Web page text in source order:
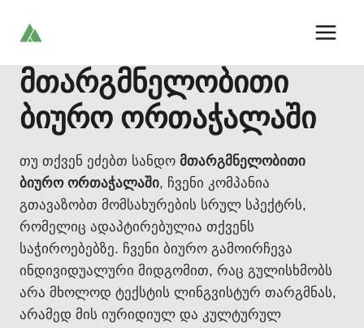
მთარგმნელობითი
ბიურო ორთაჭალაში
თუ თქვენ ეძებთ სანდო მთარგმნელობითი
ბიურო ორთაჭალაში, ჩვენი კომპანია
გთავაზობთ მომსახურების სრულ სპექტრს,
რომელიც ადაპტირებულია თქვენს
საჭიროებებზე. ჩვენი ბიურო გამოირჩევა
ინდივიდუალური მიდგომით, რაც გულისხმობს
არა მხოლოდ ტექსტის ლინგვისტურ თარგმნას,
არამედ მის იურიდიულ და კულტურულ